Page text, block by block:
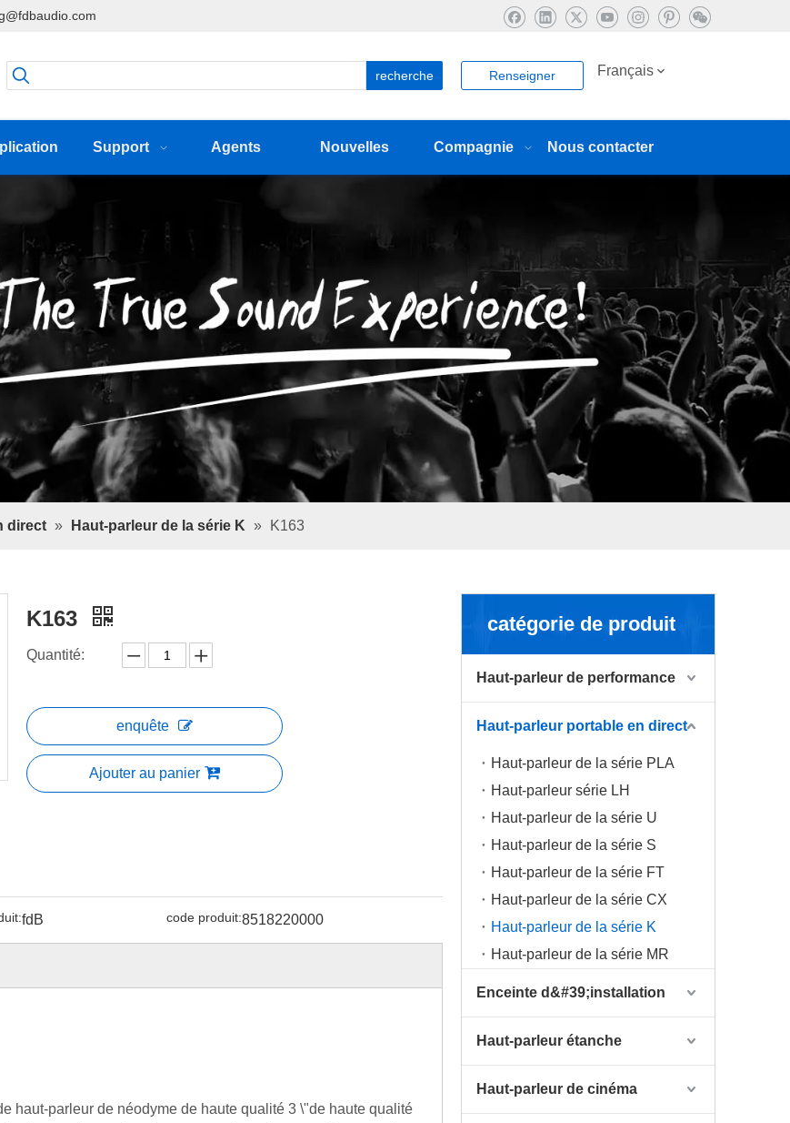
recherche Renseigner Français
Support Agents Nouvelles Compagnie Nous contacter
direct » Haut-parleur de la série K » K163
K163
Quantité:
enquête
Ajouter au panier
fdB code produit:8518220000
haut-parleur de néodyme de haute qualité 3 \"de haute qualité
catégorie de produit
Haut-parleur de performance
Haut-parleur portable en direct
Haut-parleur de la série PLA
Haut-parleur série LH
Haut-parleur de la série U
Haut-parleur de la série S
Haut-parleur de la série FT
Haut-parleur de la série CX
Haut-parleur de la série K
Haut-parleur de la série MR
Enceinte d&#39;installation
Haut-parleur étanche
Haut-parleur de cinéma